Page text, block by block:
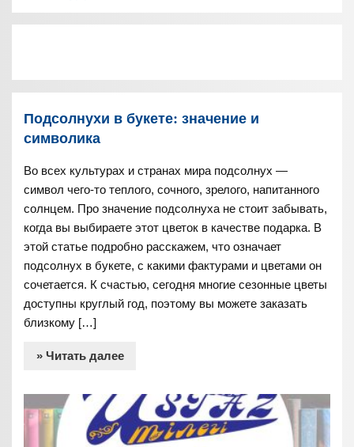
Подсолнухи в букете: значение и
символика
Во всех культурах и странах мира подсолнух —
символ чего-то теплого, сочного, зрелого, напитанного
солнцем. Про значение подсолнуха не стоит забывать,
когда вы выбираете этот цветок в качестве подарка. В
этой статье подробно расскажем, что означает
подсолнух в букете, с какими фактурами и цветами он
сочетается. К счастью, сегодня многие сезонные цветы
доступны круглый год, поэтому вы можете заказать
близкому […]
» Читать далее